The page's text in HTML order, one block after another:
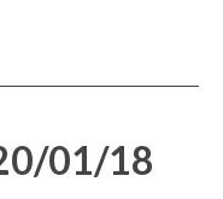
01/18